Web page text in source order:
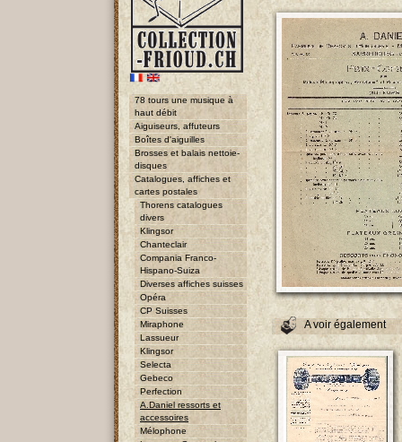
78 tours une musique à
haut débit
Aiguiseurs, affuteurs
Boîtes d'aiguilles
Brosses et balais nettoie-
disques
Catalogues, affiches et
cartes postales
Thorens catalogues
divers
Klingsor
Chanteclair
Compania Franco-
Hispano-Suiza
Diverses affiches suisses
Opéra
CP Suisses
Miraphone
Lassueur
Klingsor
Selecta
Gebeco
Perfection
A.Daniel ressorts et
accessoires
Mélophone
A voir également